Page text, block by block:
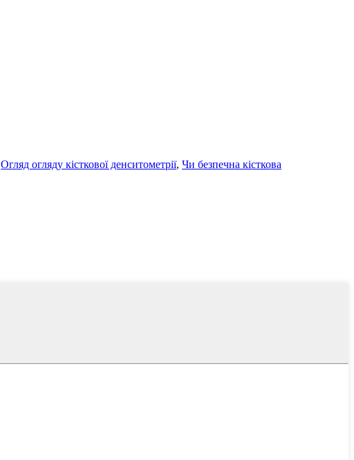
Огляд огляду кісткової денситометрії, Чи безпечна кісткова